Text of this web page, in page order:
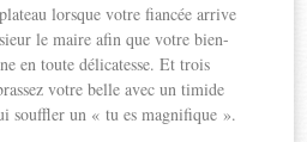
lorsque votre fiancée arrive
le maire afin que votre bien-
en toute délicatesse. Et trois
votre belle avec un timide
souffler un « tu es magnifique ».